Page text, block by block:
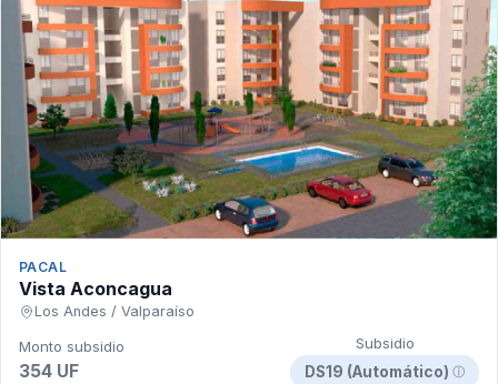
PACAL
Vista Aconcagua
Los Andes / Valparaíso
Monto subsidio
354 UF
Subsidio
DS19 (Automático) ⓘ